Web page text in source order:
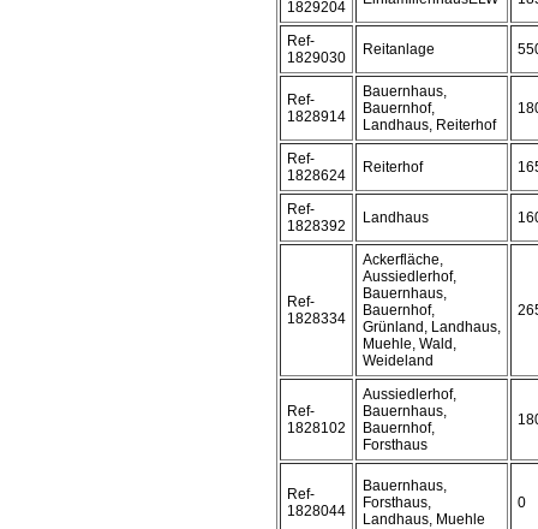
1829204
Ref-
1829030
Reitanlage
Ref-
1828914
Bauernhaus,
Bauernhof,
Landhaus, Reiterhof
Ref-
1828624
Reiterhof
Ref-
1828392
Landhaus
Ref-
1828334
Ackerfläche,
Aussiedlerhof,
Bauernhaus,
Bauernhof,
Grünland, Landhaus,
Muehle, Wald,
Weideland
Ref-
1828102
Aussiedlerhof,
Bauernhaus,
Bauernhof,
Forsthaus
Ref-
1828044
Bauernhaus,
Forsthaus,
Landhaus, Muehle
0